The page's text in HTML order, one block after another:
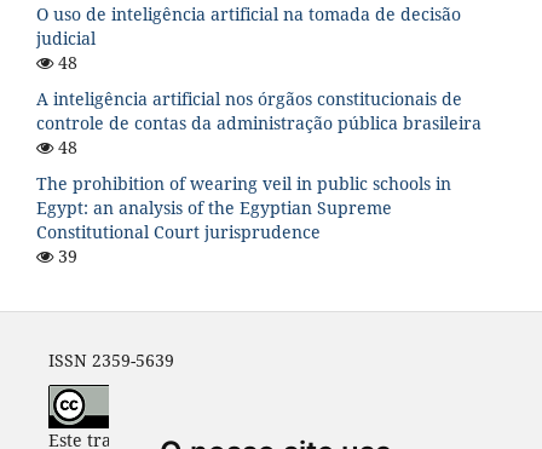
O uso de inteligência artificial na tomada de decisão
judicial
48
A inteligência artificial nos órgãos constitucionais de
controle de contas da administração pública brasileira
48
The prohibition of wearing veil in public schools in
Egypt: an analysis of the Egyptian Supreme
Constitutional Court jurisprudence
39
ISSN 2359-5639
Este trabalho está licenciado com uma